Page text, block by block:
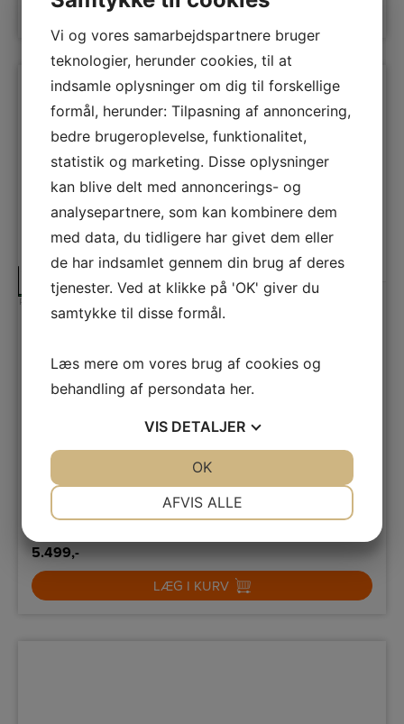
LÆG I KURV
A
Produktdatablad
Electrolux Skabsintegreret emhætte
700 Hob2Hood® teknologi betyder, at kogepladen automatisk
Betjeningspanel, type
Maksimalt udsugningsluft (m3/h)
580
5.499,-
LÆG I KURV
Vi og vores samarbejdspartnere bruger
teknologier, herunder cookies, til at
indsamle oplysninger om dig til forskellige
formål, herunder: Tilpasning af annoncering,
bedre brugeroplevelse, funktionalitet,
statistik og marketing. Disse oplysninger
kan blive delt med annoncerings- og
analysepartnere, som kan kombinere dem
med data, du tidligere har givet dem eller
de har indsamlet gennem din brug af deres
tjenester. Ved at klikke på 'OK' giver du
samtykke til disse formål.
Læs mere om vores brug af cookies og
behandling af persondata her.
VIS DETALJER
AFVIS ALLE
OK